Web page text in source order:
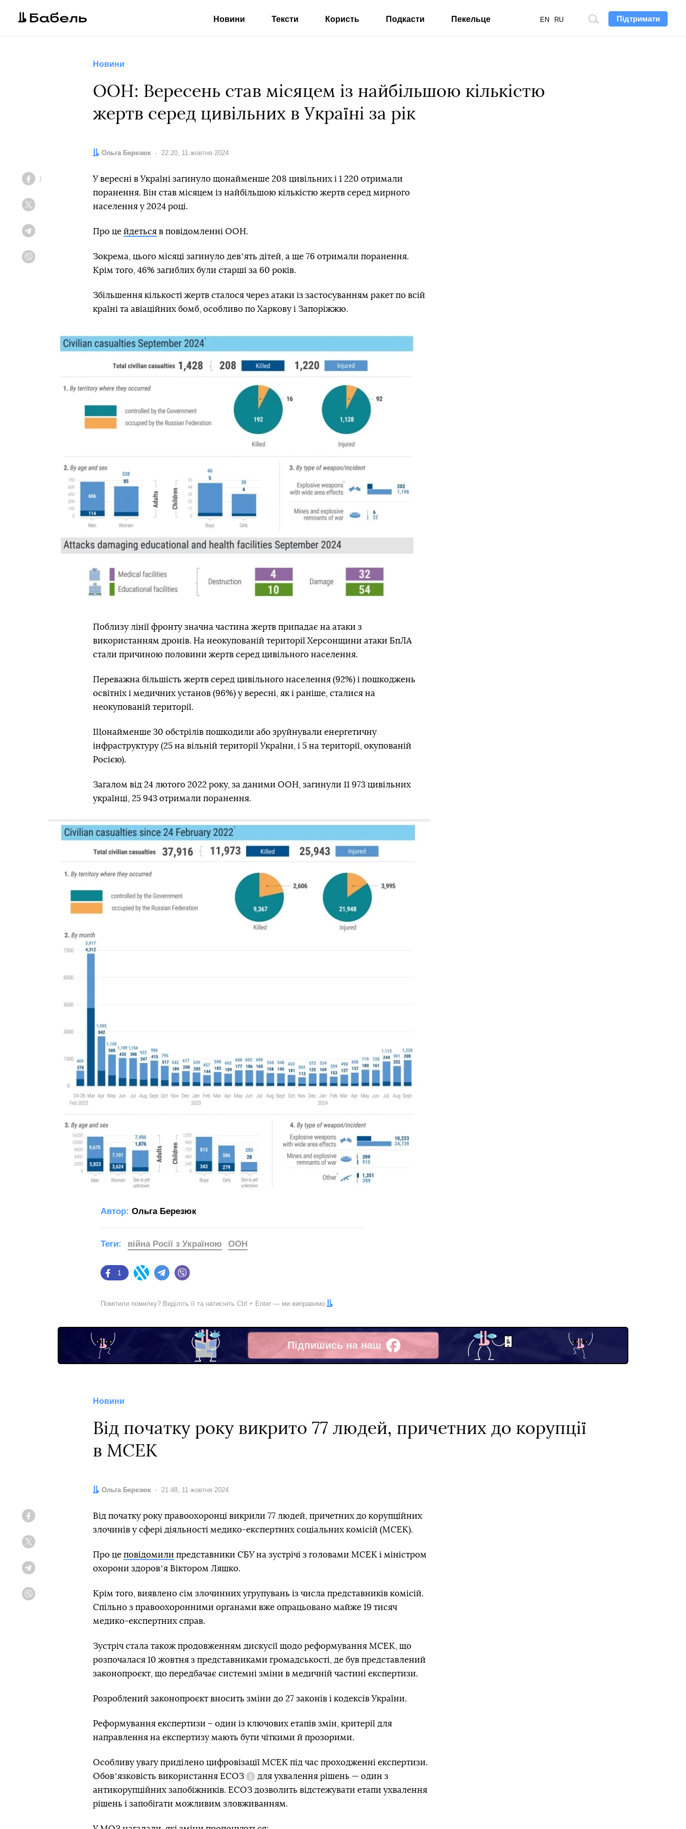
Підтримати
Пошук
EN RU
Новини Тексти Користь Подкасти Пекельце
Новини
ООН: Вересень став місяцем із найбільшою кількістю
жертв серед цивільних в Україні за рік
Автор:
Ольга Березюк Дата:
22:20, 11 жовтня 2024
Facebook
1
У вересні в Україні загинуло щонайменше 208 цивільних і 1 220 отримали
поранення. Він став місяцем із найбільшою кількістю жертв серед мирного
населення у 2024 році.
Про це йдеться в повідомленні ООН.
Зокрема, цього місяці загинуло девʼять дітей, а ще 76 отримали поранення.
Крім того, 46% загиблих були старші за 60 років.
Збільшення кількості жертв сталося через атаки із застосуванням ракет по всій
країні та авіаційних бомб, особливо по Харкову і Запоріжжю.
Поблизу лінії фронту значна частина жертв припадає на атаки з
використанням дронів. На неокупованій території Херсонщини атаки БпЛА
стали причиною половини жертв серед цивільного населення.
Переважна більшість жертв серед цивільного населення (92%) і пошкоджень
освітніх і медичних установ (96%) у вересні, як і раніше, сталися на
неокупованій території.
Щонайменше 30 обстрілів пошкодили або зруйнували енергетичну
інфраструктуру (25 на вільній території України, і 5 на території, окупованій
Росією).
Загалом від 24 лютого 2022 року, за даними ООН, загинули 11 973 цивільних
українці, 25 943 отримали поранення.
Автор: Ольга Березюк
Facebook
1
Twitter Telegram
Теги: війна Росії з Україною ООН
Помітили помилку? Виділіть її та натисніть Ctrl + Enter — ми виправимо
Підпишись на наш
Facebook
Новини
Від початку року викрито 77 людей, причетних до корупції
в МСЕК
Автор:
Ольга Березюк Дата:
21:48, 11 жовтня 2024
Від початку року правоохоронці викрили 77 людей, причетних до корупційних
злочинів у сфері діяльності медико-експертних соціальних комісій (МСЕК).
Про це повідомили представники СБУ на зустрічі з головами МСЕК і міністром
охорони здоровʼя Віктором Ляшко.
Крім того, виявлено сім злочинних угрупувань із числа представників комісій.
Спільно з правоохоронними органами вже опрацьовано майже 19 тисяч
медико-експертних справ.
Зустріч стала також продовженням дискусії щодо реформування МСЕК, що
розпочалася 10 жовтня з представниками громадськості, де був представлений
законопроєкт, що передбачає системні зміни в медичній частині експертизи.
Розроблений законопроєкт вносить зміни до 27 законів і кодексів України.
Реформування експертизи – один із ключових етапів змін, критерії для
направлення на експертизу мають бути чіткими й прозорими.
Особливу увагу приділено цифровізації МСЕК під час проходженні експертизи.
Обовʼязковість використання ЕСОЗ
Довідка
для ухвалення рішень — один з
антикорупційних запобіжників. ЕСОЗ дозволить відстежувати етапи ухвалення
рішень і запобігати можливим зловживанням.